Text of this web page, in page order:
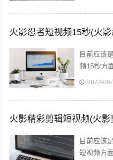
火影忍者短视频15秒(火
目前应该
频15秒方
收集了一
2022-
火影精彩剪辑短视频(火
目前应该
短视频方